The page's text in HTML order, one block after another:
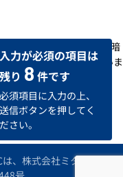
送受信するための「SSL暗
改ざんや盗用を防いでいま
入力が必須の項目は
残り 8 件です
必須項目に入力の上、
送信ボタンを押してく
ださい。
、株式会社ミタデンの空